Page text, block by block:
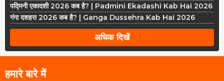
पद्मिनी एकादशी 2026 कब है? | Padmini Ekadashi Kab Hai 2026
गंगा दशहरा 2026 कब है? | Ganga Dussehra Kab Hai 2026
अधिक दिखें
हमारे बारे में